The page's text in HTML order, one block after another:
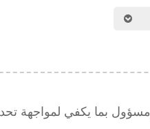
بما يكفي لمواجهة